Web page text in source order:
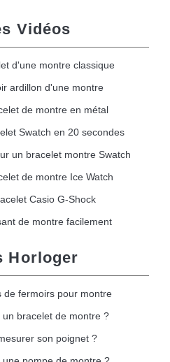
Vidéos
d'une montre classique
ardillon d'une montre
de montre en métal
Swatch en 20 secondes
un bracelet montre Swatch
de montre Ice Watch
Casio G-Shock
de montre facilement
Horloger
de fermoirs pour montre
bracelet de montre ?
son poignet ?